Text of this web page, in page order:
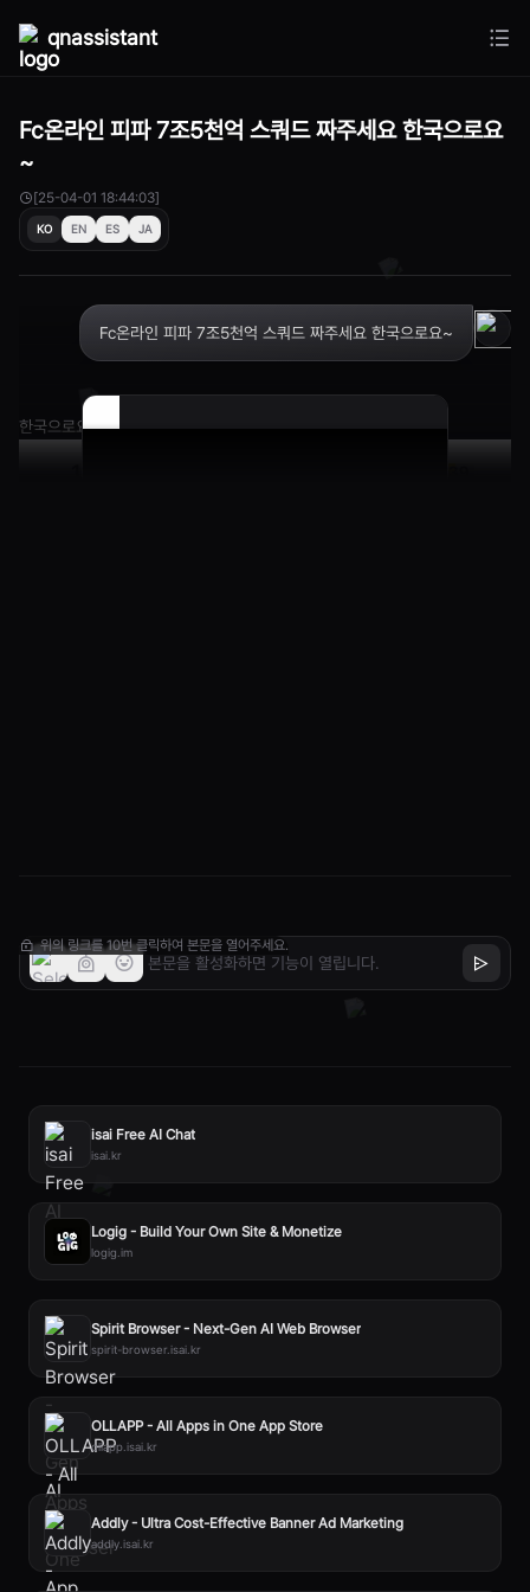
qnassistant
Fc온라인 피파 7조5천억 스쿼드 짜주세요 한국으로요
~
[25-04-01 18:44:03]
KO EN ES JA
Fc온라인 피파 7조5천억 스쿼드 짜주세요 한국으로요~
한국으로요~
위의 링크를 10번 클릭하여 본문을 열어주세요.
isai Free AI Chat
isai.kr
Logig - Build Your Own Site & Monetize
logig.im
Spirit Browser - Next-Gen AI Web Browser
spirit-browser.isai.kr
OLLAPP - All Apps in One App Store
ollapp.isai.kr
Addly - Ultra Cost-Effective Banner Ad Marketing
addly.isai.kr